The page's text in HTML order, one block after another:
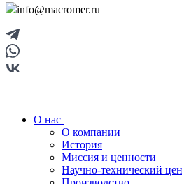
info@macromer.ru
О нас
О компании
История
Миссия и ценности
Научно-технический